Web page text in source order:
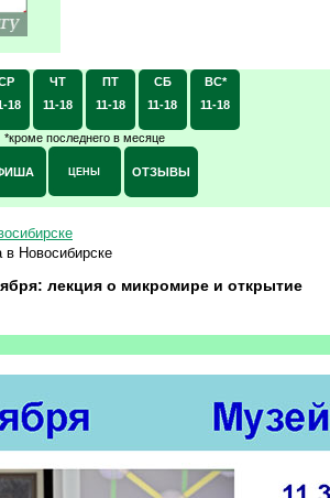
18
ЧТ
11-18
ПТ
11-18
СБ
11-18
ВС*
11-18
*кроме последнего в месяце
ЦЕНЫ ОТЗЫВЫ
в Новосибирске
лекция о микромире и открытие